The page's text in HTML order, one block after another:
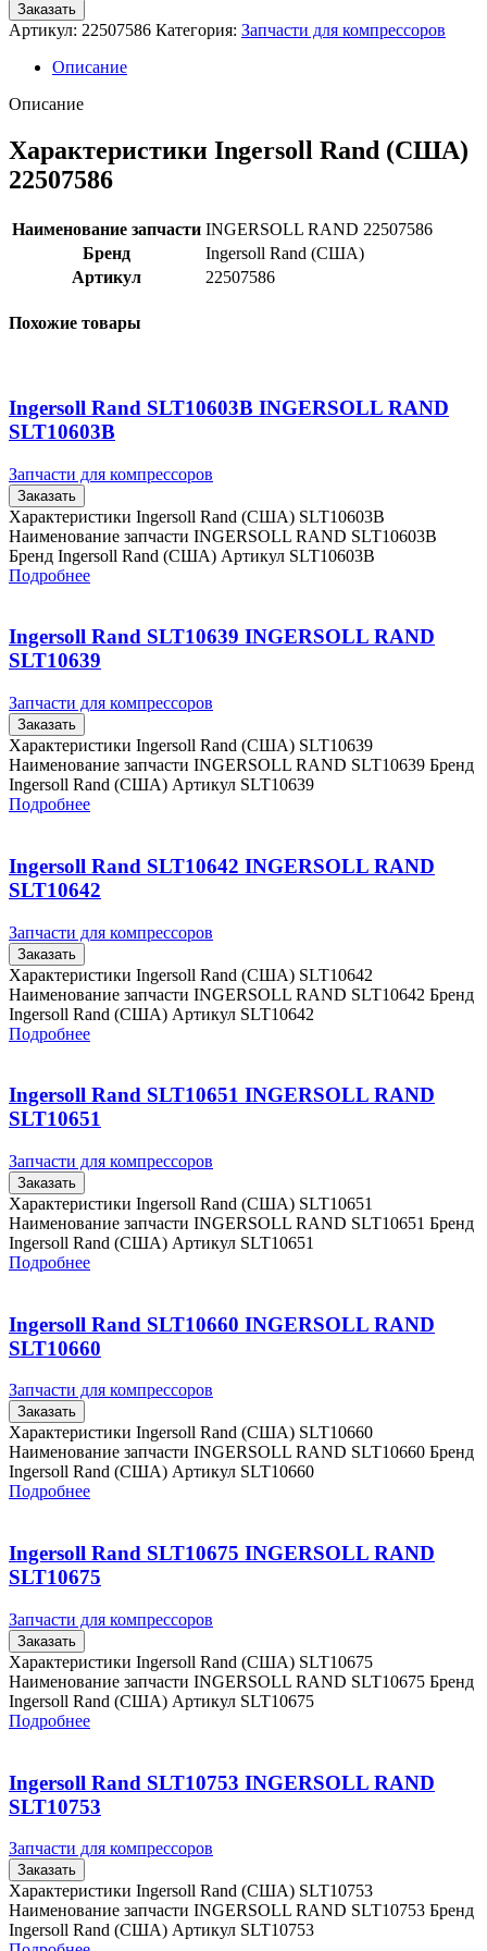
Заказать
Артикул: 22507586 Категория: Запчасти для компрессоров
Описание
Описание
Характеристики Ingersoll Rand (США)
22507586
Наименование запчасти INGERSOLL RAND 22507586
Бренд
Ingersoll Rand (США)
Артикул
22507586
Похожие товары
Ingersoll Rand SLT10603B INGERSOLL RAND
SLT10603B
Запчасти для компрессоров
Заказать
Характеристики Ingersoll Rand (США) SLT10603B
Наименование запчасти INGERSOLL RAND SLT10603B
Бренд Ingersoll Rand (США) Артикул SLT10603B
Подробнее
Ingersoll Rand SLT10639 INGERSOLL RAND
SLT10639
Запчасти для компрессоров
Заказать
Характеристики Ingersoll Rand (США) SLT10639
Наименование запчасти INGERSOLL RAND SLT10639 Бренд
Ingersoll Rand (США) Артикул SLT10639
Подробнее
Ingersoll Rand SLT10642 INGERSOLL RAND
SLT10642
Запчасти для компрессоров
Заказать
Характеристики Ingersoll Rand (США) SLT10642
Наименование запчасти INGERSOLL RAND SLT10642 Бренд
Ingersoll Rand (США) Артикул SLT10642
Подробнее
Ingersoll Rand SLT10651 INGERSOLL RAND
SLT10651
Запчасти для компрессоров
Заказать
Характеристики Ingersoll Rand (США) SLT10651
Наименование запчасти INGERSOLL RAND SLT10651 Бренд
Ingersoll Rand (США) Артикул SLT10651
Подробнее
Ingersoll Rand SLT10660 INGERSOLL RAND
SLT10660
Запчасти для компрессоров
Заказать
Характеристики Ingersoll Rand (США) SLT10660
Наименование запчасти INGERSOLL RAND SLT10660 Бренд
Ingersoll Rand (США) Артикул SLT10660
Подробнее
Ingersoll Rand SLT10675 INGERSOLL RAND
SLT10675
Запчасти для компрессоров
Заказать
Характеристики Ingersoll Rand (США) SLT10675
Наименование запчасти INGERSOLL RAND SLT10675 Бренд
Ingersoll Rand (США) Артикул SLT10675
Подробнее
Ingersoll Rand SLT10753 INGERSOLL RAND
SLT10753
Запчасти для компрессоров
Заказать
Характеристики Ingersoll Rand (США) SLT10753
Наименование запчасти INGERSOLL RAND SLT10753 Бренд
Ingersoll Rand (США) Артикул SLT10753